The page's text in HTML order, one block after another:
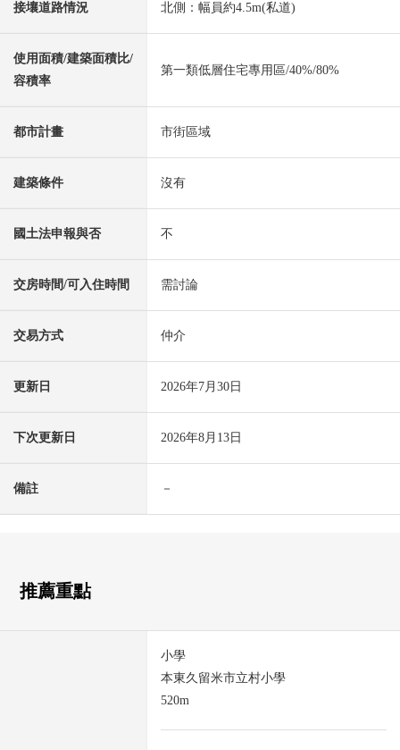
接壤道路情況 北側：幅員約4.5m(私道)
使用面積/建築面積比/
容積率
第一類低層住宅專用區/40%/80%
都市計畫 市街區域
建築條件 沒有
國土法申報與否 不
交房時間/可入住時間 需討論
交易方式 仲介
更新日 2026年7月30日
下次更新日 2026年8月13日
備註 －
推薦重點
小學
本東久留米市立村小學
520m